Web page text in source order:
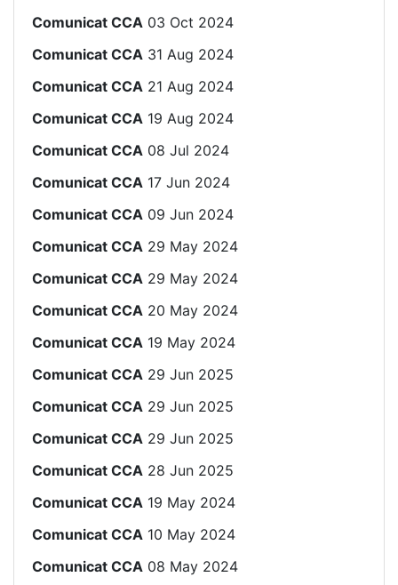
Comunicat CCA 03 Oct 2024
Comunicat CCA 31 Aug 2024
Comunicat CCA 21 Aug 2024
Comunicat CCA 19 Aug 2024
Comunicat CCA 08 Jul 2024
Comunicat CCA 17 Jun 2024
Comunicat CCA 09 Jun 2024
Comunicat CCA 29 May 2024
Comunicat CCA 29 May 2024
Comunicat CCA 20 May 2024
Comunicat CCA 19 May 2024
Comunicat CCA 29 Jun 2025
Comunicat CCA 29 Jun 2025
Comunicat CCA 29 Jun 2025
Comunicat CCA 28 Jun 2025
Comunicat CCA 19 May 2024
Comunicat CCA 10 May 2024
Comunicat CCA 08 May 2024